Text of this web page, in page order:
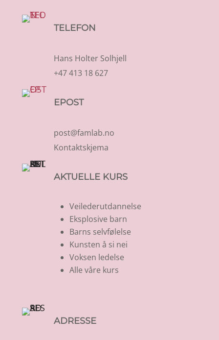
TELEFON
Hans Holter Solhjell
+47 413 18 627
EPOST
post@famlab.no
Kontaktskjema
AKTUELLE KURS
Veilederutdannelse
Eksplosive barn
Barns selvfølelse
Kunsten å si nei
Voksen ledelse
Alle våre kurs
ADRESSE